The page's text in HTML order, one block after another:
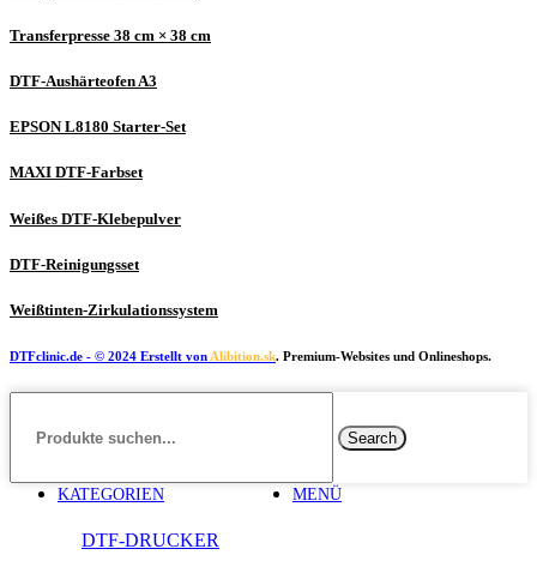
Transferpresse 38 cm × 38 cm
DTF-Aushärteofen A3
EPSON L8180 Starter-Set
MAXI DTF-Farbset
Weißes DTF-Klebepulver
DTF-Reinigungsset
Weißtinten-Zirkulationssystem
DTFclinic.de - © 2024 Erstellt von Alibition.sk. Premium-Websites und Onlineshops.
Search
KATEGORIEN MENÜ
DTF-DRUCKER